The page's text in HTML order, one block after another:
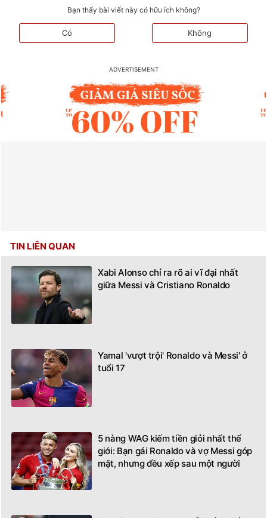
Bạn thấy bài viết này có hữu ích không?
Có Không
TIN LIÊN QUAN
Xabi Alonso chỉ ra rõ ai vĩ đại nhất
giữa Messi và Cristiano Ronaldo
Yamal 'vượt trội' Ronaldo và Messi' ở
tuổi 17
5 nàng WAG kiếm tiền giỏi nhất thế
giới: Bạn gái Ronaldo và vợ Messi góp
mặt, nhưng đều xếp sau một người